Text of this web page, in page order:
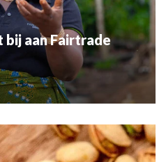
aan Fairtrade